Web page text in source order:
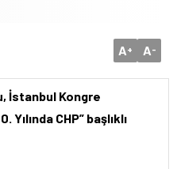
A+ A-
İstanbul Kongre
CHP” başlıklı